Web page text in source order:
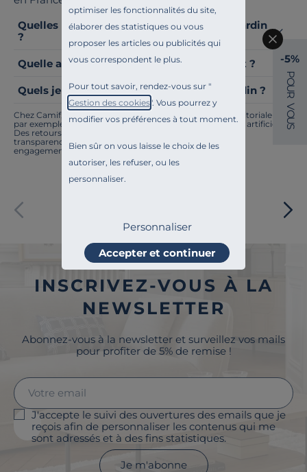
optimiser les fonctionnalités du site,
élaborer des statistiques ou vous
proposer les articles ou publicités qui
vous correspondent le plus.
Pour tout savoir, rendez-vous sur "
Gestion des cookies". Vous pourrez y
modifier vos préférences à tout moment.
Bien sûr on vous laisse le choix de les
autoriser, les refuser, ou les
personnaliser.
Personnaliser
Accepter et continuer
Quelles réglementations pour un abri de jardin
?
Quelle autorisation pour mettre un carport ?
Quels jeux d'extérieur mettre dans son jardin ?
Chez Camif, on innove en permanence. Notre équipe éditoriale a
par exemple généré cette page à l'aide d'une intelligence artificielle.
Des retours ? Nous sommes à l'écoute. Tout comme la
transparence, l'amélioration continue fait partie de nos
engagements.
INSCRIVEZ-VOUS À LA
NEWSLETTER
Abonnez-vous à la newsletter et surveillez vos mails
pour profiter de 5% de remise !
J'accepte le suivi des ouvertures des emails que je
reçois afin de personnaliser les contenus qui me
sont adressés et à des fins statistiques.
Je m'abonne
-5%
P
O
U
R
V
O
U
S